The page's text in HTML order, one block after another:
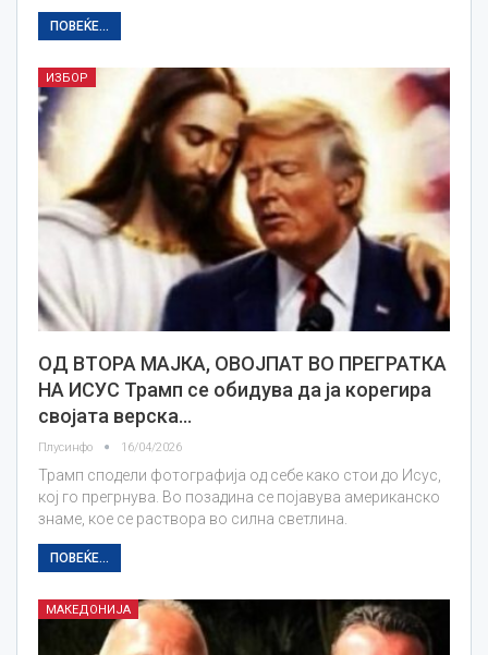
ПОВЕЌЕ...
ИЗБОР
ОД ВТОРА МАЈКА, ОВОЈПАТ ВО ПРЕГРАТКА
НА ИСУС Трамп се обидува да ја корегира
својата верска…
Плусинфо 16/04/2026
Трамп сподели фотографија од себе како стои до Исус,
кој го прегрнува. Во позадина се појавува американско
знаме, кое се раствора во силна светлина.
ПОВЕЌЕ...
МАКЕДОНИЈА